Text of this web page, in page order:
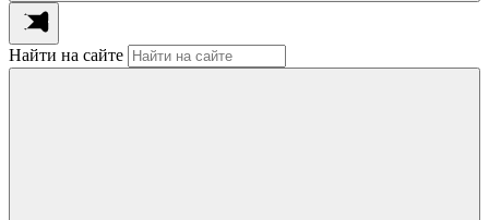
Найти на сайте